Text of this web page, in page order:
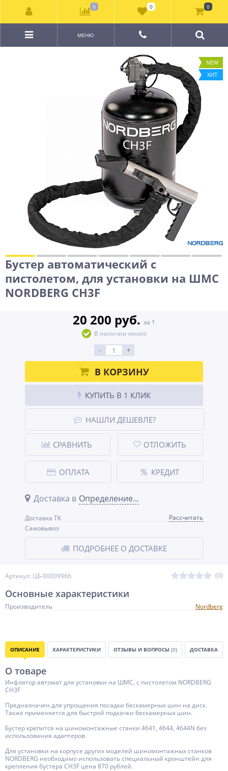
МЕНЮ
NEW
ХИТ
Бустер автоматический с
пистолетом, для установки на ШМС
NORDBERG CH3F
Артикул: ЦБ-00009966 (0)
20 200 руб. за 1
В наличии много
-
+
В КОРЗИНУ
КУПИТЬ В 1 КЛИК
НАШЛИ ДЕШЕВЛЕ?
СРАВНИТЬ ОТЛОЖИТЬ
ОПЛАТА КРЕДИТ
Доставка в Определение...
Доставка ТК
Рассчитать
Самовывоз
ПОДРОБНЕЕ О ДОСТАВКЕ
Основные характеристики
Производитель Nordberg
ОПИСАНИЕ ХАРАКТЕРИСТИКИ ОТЗЫВЫ И ВОПРОСЫ (0) ДОСТАВКА
О товаре
Инфлятор автомат для установки на ШМС, с пистолетом NORDBERG
CH3F
Предназначен для упрощения посадки бескамерных шин на диск.
Также применяется для быстрой подкачки бескамерных шин.
Бустер крепится на шиномонтажные станки 4641, 4644, 4644N без
использования адаптеров.
Для установки на корпусе других моделей шиномонтажных станков
NORDBERG необходимо использовать специальный кронштейн для
крепления бустера CH3F цена 870 рублей.
0 0 0